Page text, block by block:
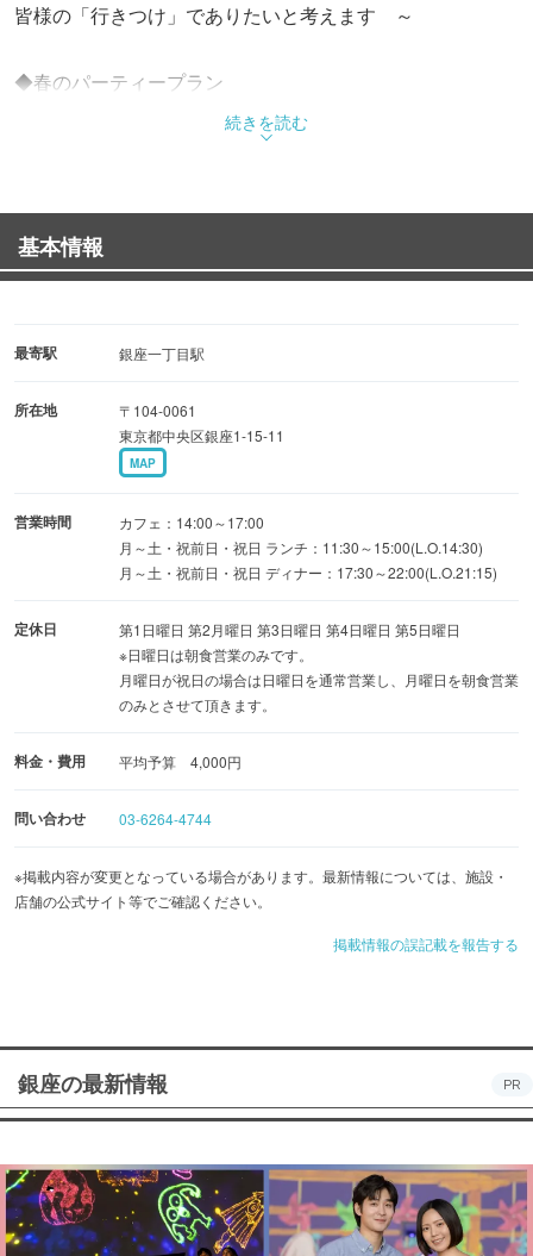
皆様の「行きつけ」でありたいと考えます ～
◆春のパーティープラン
【フェリーチェコース】全7品2時間フリードリンク
付 …4500円
リードリンク付…6000円
【カウンターorハイカウンターコース】2時間フリードリン
ク付 …2500円
◆大人数での飲み会に◆
飲み放題付パーティープラン 2500円～ご用意しておりま
続きを読む
基本情報
最寄駅 銀座一丁目駅
所在地
〒104-0061
東京都中央区銀座1-15-11
MAP
営業時間
カフェ：14:00～17:00
月～土・祝前日・祝日 ランチ：11:30～15:00(L.O.14:30)
月～土・祝前日・祝日 ディナー：17:30～22:00(L.O.21:15)
定休日
第1日曜日 第2月曜日 第3日曜日 第4日曜日 第5日曜日
※日曜日は朝食営業のみです。
月曜日が祝日の場合は日曜日を通常営業し、月曜日を朝食営業
のみとさせて頂きます。
料金・費用 平均予算 4,000円
問い合わせ 03-6264-4744
※掲載内容が変更となっている場合があります。最新情報については、施設・
店舗の公式サイト等でご確認ください。
掲載情報の誤記載を報告する
銀座の最新情報 PR